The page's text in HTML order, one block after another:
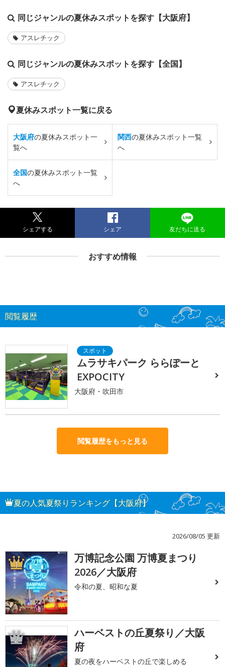
同じジャンルの夏休みスポットを探す【大阪府】
アスレチック
同じジャンルの夏休みスポットを探す【全国】
アスレチック
夏休みスポット一覧に戻る
大阪府の夏休みスポット一
覧へ
関西の夏休みスポット一覧
へ
全国の夏休みスポット一覧
へ
シェアする シェア 友だちに送る
おすすめ情報
閲覧履歴
ムラサキパーク ららぽーと
EXPOCITY
大阪府・吹田市
閲覧履歴をもっと見る
夏の人気夏祭りランキング【大阪府】
2026/08/05 更新
1
万博記念公園 万博夏まつり
2026／大阪府
令和の夏、昭和な夏
2
ハーベストの丘夏祭り／大阪
府
夏の夜をハーベストの丘で楽しめる